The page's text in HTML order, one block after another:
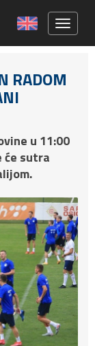
RADOM
u 11:00
će sutra